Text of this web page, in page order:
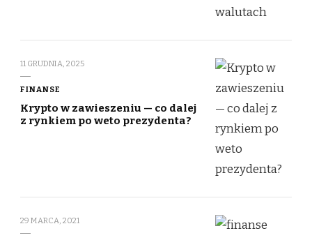
11 GRUDNIA, 2025
FINANSE
Krypto w zawieszeniu — co dalej
z rynkiem po weto prezydenta?
29 MARCA, 2021